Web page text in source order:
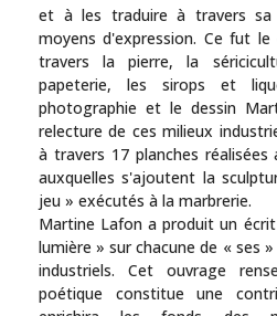
et à les traduire à travers sa
moyens d'expression. Ce fut
travers la pierre, la
papeterie, les sirops et
photographie et le dessin
relecture de ces milieux
à travers 17 planches réalisées
auxquelles s'ajoutent la
jeu » exécutés à la marbrerie.
Martine Lafon a produit un
lumière » sur chacune de « ses
industriels. Cet ouvrage
poétique constitue une